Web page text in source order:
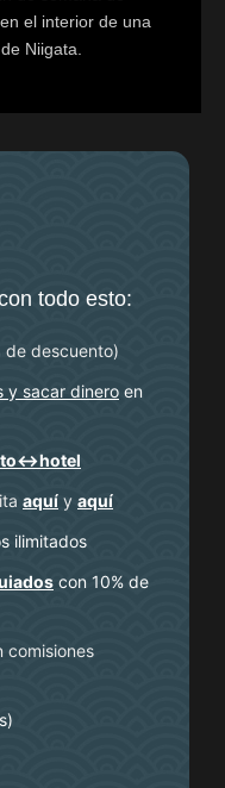
el interior de una
Niigata.
todo esto:
de descuento)
y sacar dinero en
aquí y aquí
ilimitados
con 10% de
comisiones